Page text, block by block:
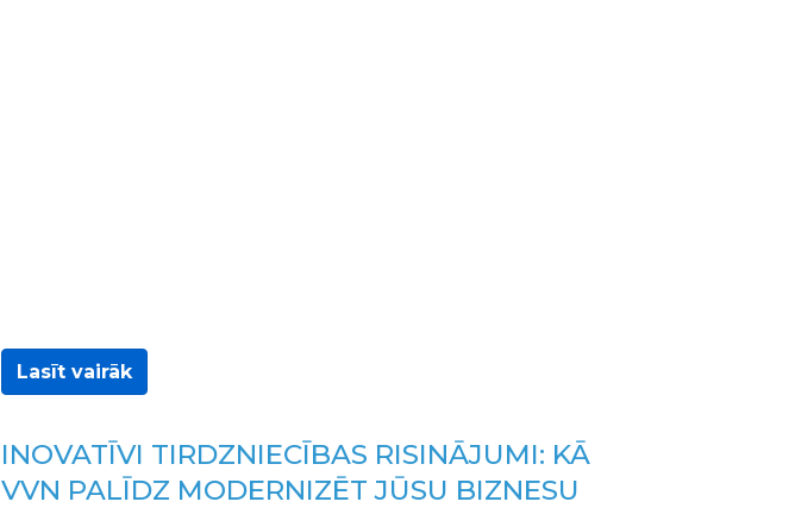
Lasīt vairāk
INOVATĪVI TIRDZNIECĪBAS RISINĀJUMI: KĀ
VVN PALĪDZ MODERNIZĒT JŪSU BIZNESU